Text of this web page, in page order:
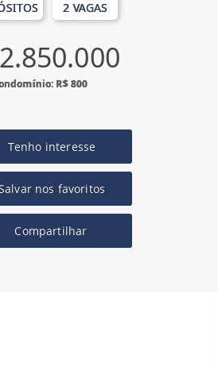
2 VAGAS
R$ 800
Tenho interesse
nos favoritos
Compartilhar